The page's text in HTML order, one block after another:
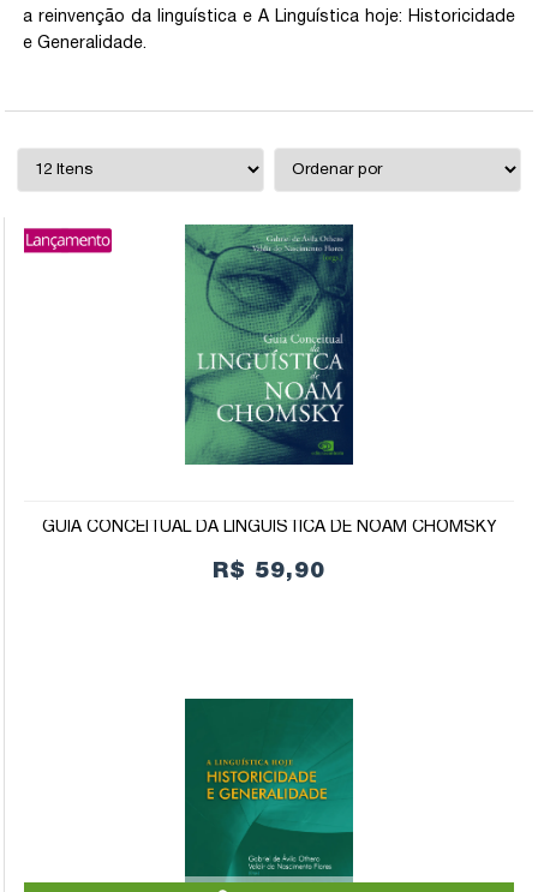
a reinvenção da linguística e A Linguística hoje: Historicidade
e Generalidade.
GUIA CONCEITUAL DA LINGUÍSTICA DE NOAM CHOMSKY
R$ 59,90